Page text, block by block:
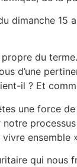
dimanche 15
du
d’une
il ? Et
une force
ensemble
qui